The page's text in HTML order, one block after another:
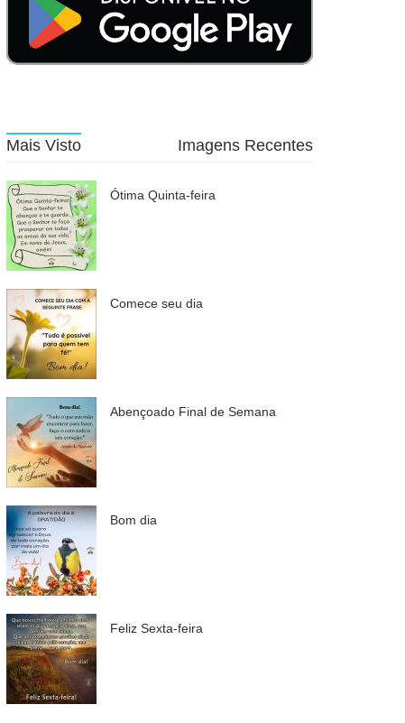
Mais Visto Imagens Recentes
Ótima Quinta-feira
Comece seu dia
Abençoado Final de Semana
Bom dia
Feliz Sexta-feira